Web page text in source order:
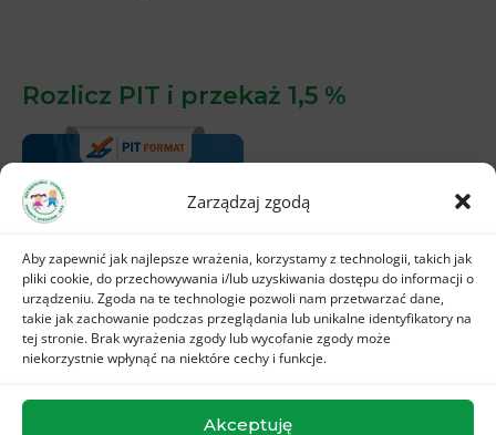
Zarządzaj zgodą
Aby zapewnić jak najlepsze wrażenia, korzystamy z technologii, takich jak
pliki cookie, do przechowywania i/lub uzyskiwania dostępu do informacji o
urządzeniu. Zgoda na te technologie pozwoli nam przetwarzać dane,
takie jak zachowanie podczas przeglądania lub unikalne identyfikatory na
tej stronie. Brak wyrażenia zgody lub wycofanie zgody może
niekorzystnie wpłynąć na niektóre cechy i funkcje.
Akceptuję
Rozlicz PIT i przekaż 1,5 %